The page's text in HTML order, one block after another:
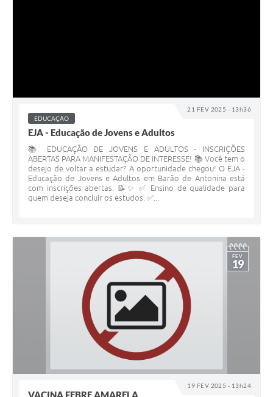
21 FEV 2025 - 13h36
EDUCAÇÃO
EJA - Educação de Jovens e Adultos
📚 EDUCAÇÃO DE JOVENS E ADULTOS - INSCRIÇÕES
ABERTAS PARA MANIFESTAÇÃO DE INTERESSE! 📚 Você tem o
desejo de voltar a estudar? A oportunidade chegou! O EJA -
Educação de Jovens e Adultos em Barão de Antonina está
com inscrições abertas. 📝✨ ✅ Ensino de qualidade para
quem deseja concluir os estudos. ✅...
19 FEV 2025 - 13h24
FEV
19
VACINA FEBRE AMARELA